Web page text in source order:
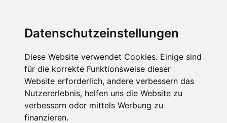
Datenschutzeinstellungen
Diese Website verwendet Cookies. Einige sind
für die korrekte Funktionsweise dieser
Website erforderlich, andere verbessern das
Nutzererlebnis, helfen uns die Website zu
verbessern oder mittels Werbung zu
finanzieren.